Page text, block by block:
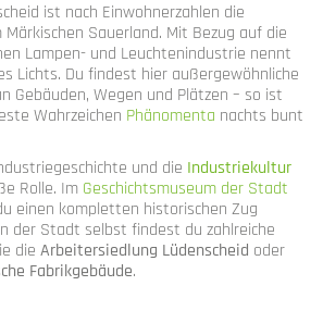
ist nach Einwohnerzahlen die
Sauerland. Mit Bezug auf die
Lampen- und Leuchtenindustrie nennt
Lichts. Du findest hier außergewöhnliche
Gebäuden, Wegen und Plätzen – so ist
Wahrzeichen Phänomenta nachts bunt
und die Industriekultur
Rolle. Im Geschichtsmuseum der Stadt
einen kompletten historischen Zug
der Stadt selbst findest du zahlreiche
die Arbeitersiedlung Lüdenscheid oder
Fabrikgebäude.